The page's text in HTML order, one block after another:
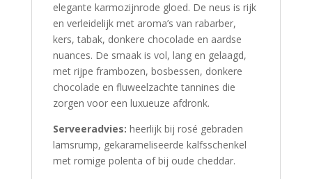
elegante karmozijnrode gloed. De neus is rijk
en verleidelijk met aroma’s van rabarber,
kers, tabak, donkere chocolade en aardse
nuances. De smaak is vol, lang en gelaagd,
met rijpe frambozen, bosbessen, donkere
chocolade en fluweelzachte tannines die
zorgen voor een luxueuze afdronk.
Serveeradvies: heerlijk bij rosé gebraden
lamsrump, gekarameliseerde kalfsschenkel
met romige polenta of bij oude cheddar.